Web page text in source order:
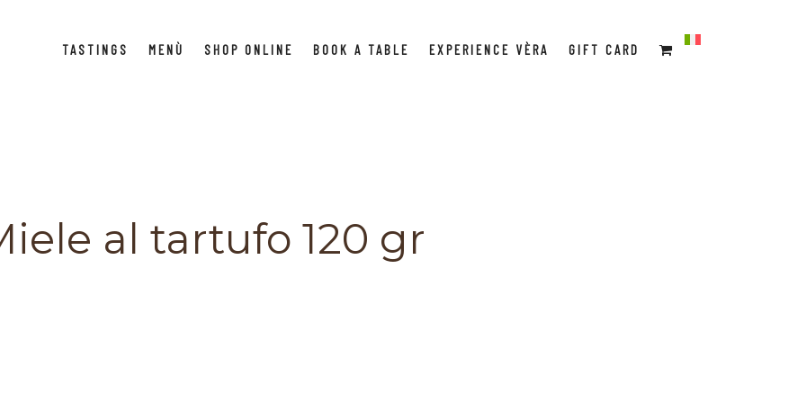
TASTINGS MENÙ SHOP ONLINE BOOK A TABLE EXPERIENCE VÈRA GIFT CARD
al tartufo 120 gr